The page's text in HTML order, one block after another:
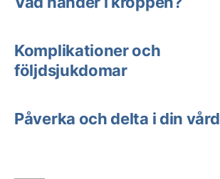
Komplikationer och
följdsjukdomar
Påverka och delta i din vård